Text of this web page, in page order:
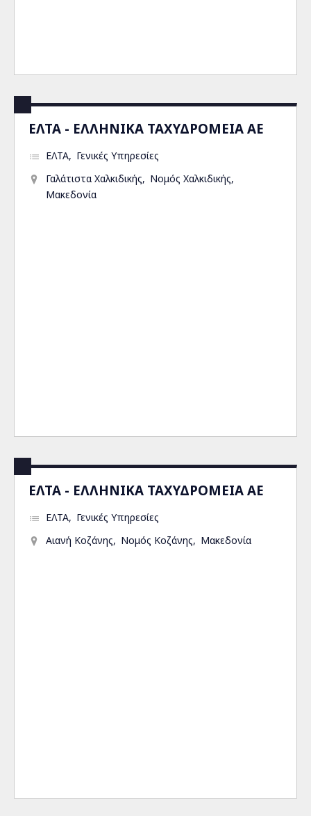
ΕΛΤΑ - ΕΛΛΗΝΙΚΑ ΤΑΧΥΔΡΟΜΕΙΑ ΑΕ
ΕΛΤΑ
Γενικές Υπηρεσίες
Γαλάτιστα Χαλκιδικής
Νομός Χαλκιδικής
Μακεδονία
ΕΛΤΑ - ΕΛΛΗΝΙΚΑ ΤΑΧΥΔΡΟΜΕΙΑ ΑΕ
ΕΛΤΑ
Γενικές Υπηρεσίες
Αιανή Κοζάνης
Νομός Κοζάνης Μακεδονία